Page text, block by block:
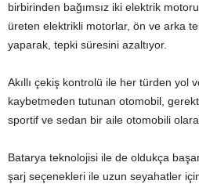
birbirinden bağımsız iki elektrik
üreten elektrikli motorlar, ön ve arka
yaparak, tepki süresini azaltıyor.
Akıllı çekiş kontrolü ile her türden yol
kaybetmeden tutunan otomobil,
sportif ve sedan bir aile otomobili
Batarya teknolojisi ile de oldukça
şarj seçenekleri ile uzun seyahatler